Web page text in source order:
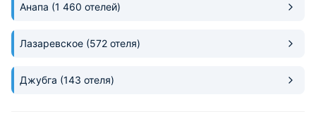
Анапа (1 460 отелей)
Лазаревское (572 отеля)
Джубга (143 отеля)